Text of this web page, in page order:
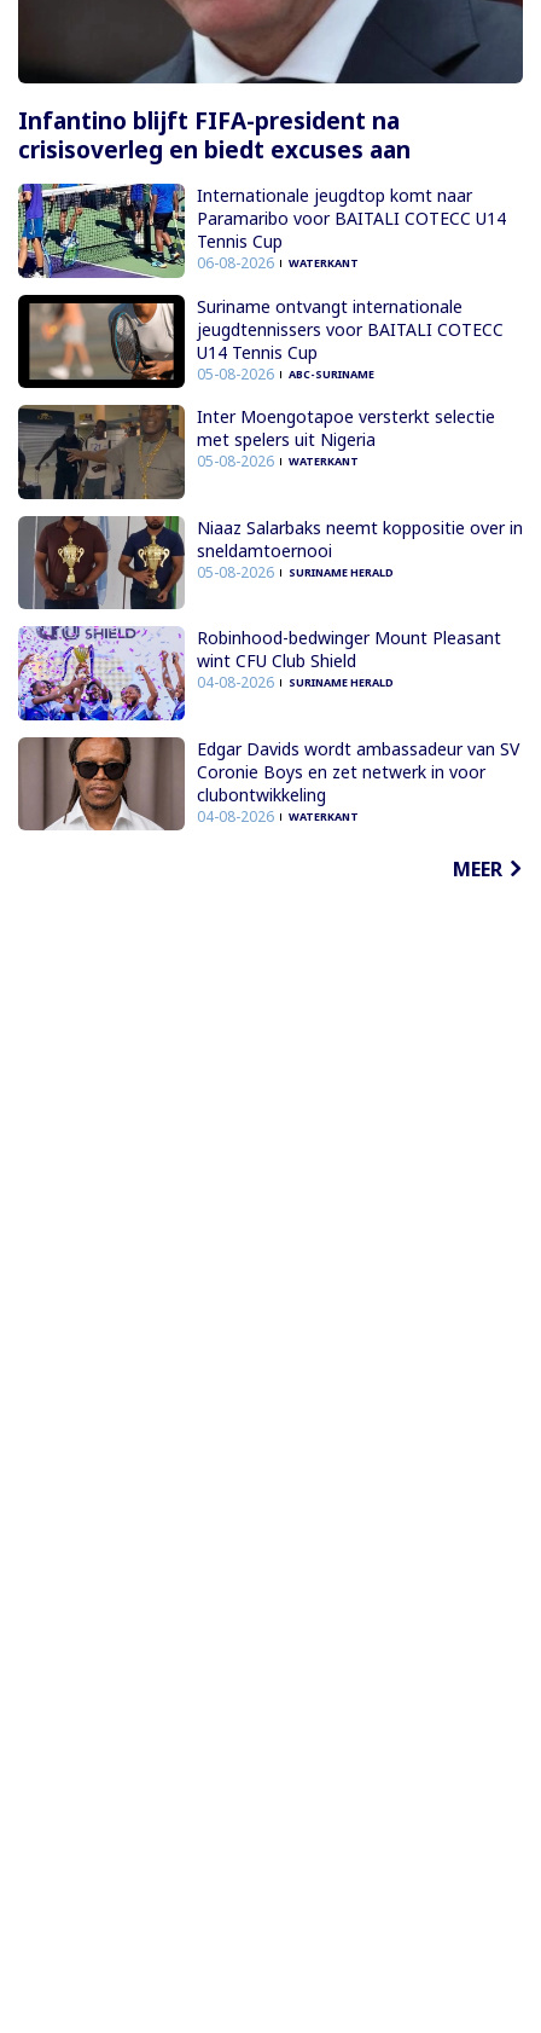
Infantino blijft FIFA-president na
crisisoverleg en biedt excuses aan
Internationale jeugdtop komt naar
Paramaribo voor BAITALI COTECC U14
Tennis Cup
06-08-2026 WATERKANT
Suriname ontvangt internationale
jeugdtennissers voor BAITALI COTECC
U14 Tennis Cup
05-08-2026 ABC-SURINAME
Inter Moengotapoe versterkt selectie
met spelers uit Nigeria
05-08-2026 WATERKANT
Niaaz Salarbaks neemt koppositie over in
sneldamtoernooi
05-08-2026 SURINAME HERALD
Robinhood-bedwinger Mount Pleasant
wint CFU Club Shield
04-08-2026 SURINAME HERALD
Edgar Davids wordt ambassadeur van SV
Coronie Boys en zet netwerk in voor
clubontwikkeling
04-08-2026 WATERKANT
MEER